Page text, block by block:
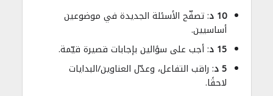
10 د : تصفّح الأسئلة الجديدة في موضوعين
أساسيين.
15 د : أجب على سؤالين بإجابات قصيرة قيّمة.
5 د : راقب التفاعل، وعدّل العناوين/البدايات
لاحقًا.